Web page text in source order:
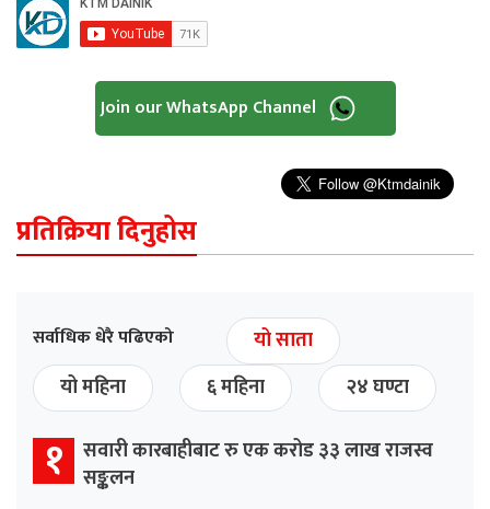
Join our WhatsApp Channel
प्रतिक्रिया दिनुहोस
सर्वाधिक धेरै पढिएको
यो साता
यो महिना
६ महिना २४ घण्टा
१ सवारी कारबाहीबाट रु एक करोड ३३ लाख राजस्व
सङ्कलन